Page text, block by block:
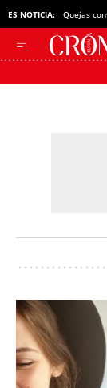
ES NOTICIA: Quejas